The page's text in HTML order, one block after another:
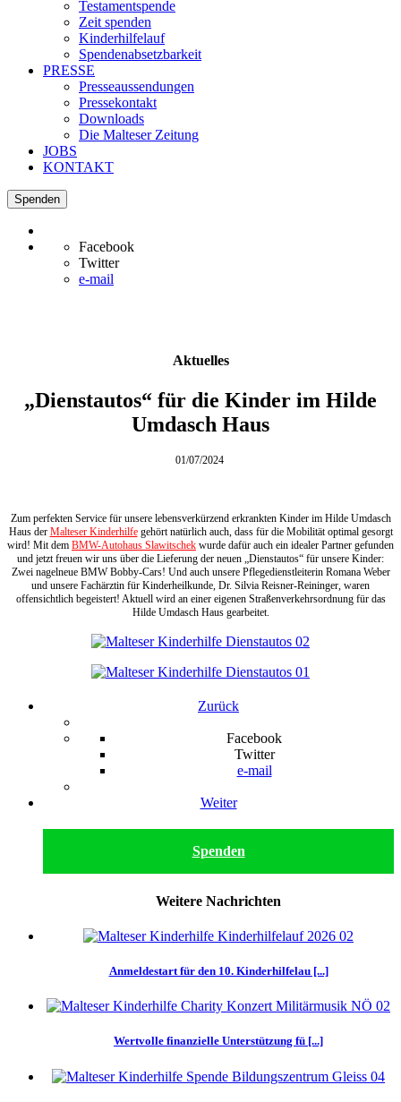
Testamentspende
Zeit spenden
Kinderhilfelauf
Spendenabsetzbarkeit
PRESSE
Presseaussendungen
Pressekontakt
Downloads
Die Malteser Zeitung
JOBS
KONTAKT
Spenden
Facebook
Twitter
e-mail
Aktuelles
„Dienstautos“ für die Kinder im Hilde
Umdasch Haus
01/07/2024
Zum perfekten Service für unsere lebensverkürzend erkrankten Kinder im Hilde Umdasch
Haus der Malteser Kinderhilfegehört natürlich auch, dass für die Mobilität optimal gesorgt
wird! Mit dem BMW-Autohaus Slawitschek wurde dafür auch ein idealer Partner gefunden
und jetzt freuen wir uns über die Lieferung der neuen „Dienstautos“ für unsere Kinder:
Zwei nagelneue BMW Bobby-Cars! Und auch unsere Pflegedienstleiterin Romana Weber
und unsere Fachärztin für Kinderheilkunde, Dr. Silvia Reisner-Reininger, waren
offensichtlich begeistert! Aktuell wird an einer eigenen Straßenverkehrsordnung für das
Hilde Umdasch Haus gearbeitet.
Zurück
Facebook
Twitter
e-mail
Weiter
Spenden
Weitere Nachrichten
Anmeldestart für den 10. Kinderhilfelau [...]
Wertvolle finanzielle Unterstützung fü [...]